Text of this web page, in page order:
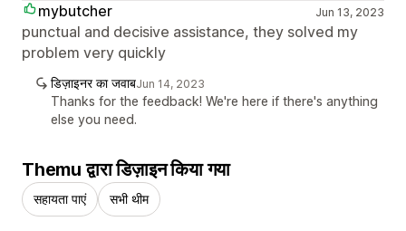
mybutcher Jun 13, 2023
punctual and decisive assistance, they solved my
problem very quickly
डिज़ाइनर का जवाबJun 14, 2023
Thanks for the feedback! We're here if there's anything
else you need.
Themu द्वारा डिज़ाइन किया गया
सहायता पाएं सभी थीम